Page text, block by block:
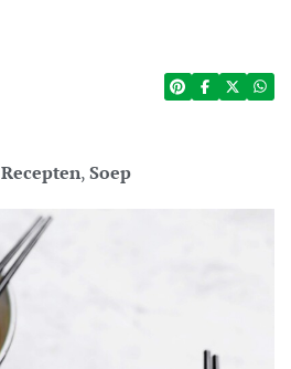
Recepten,Soep